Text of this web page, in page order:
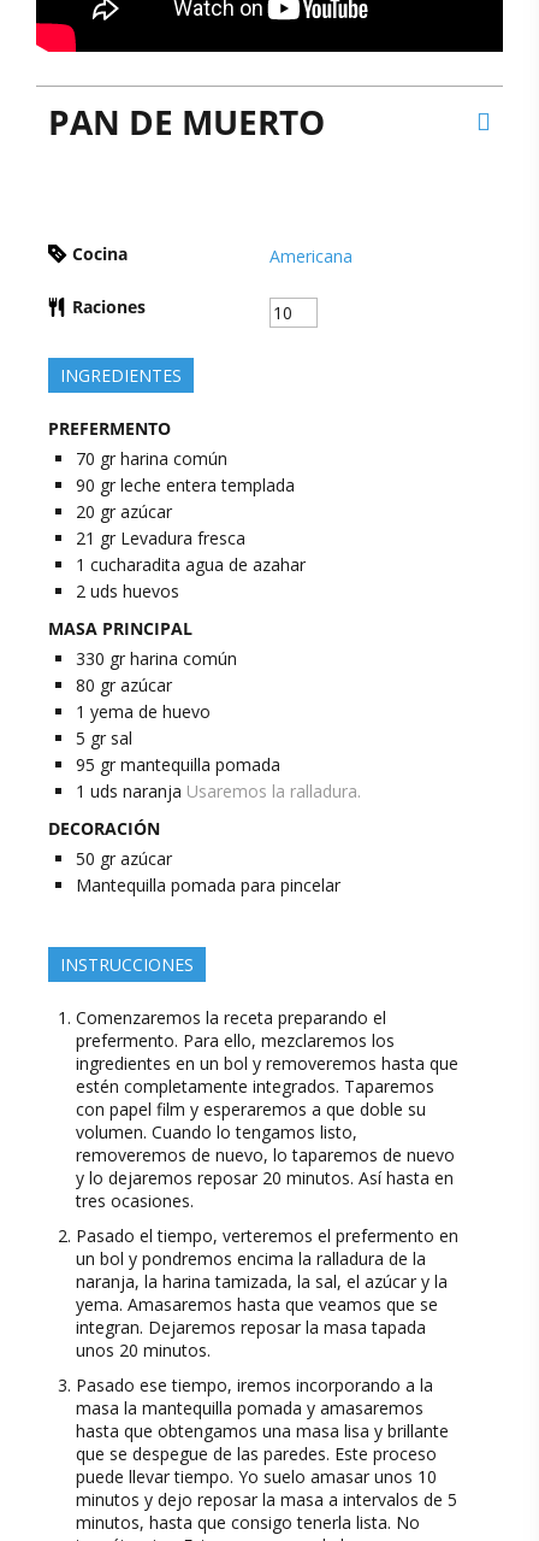
PAN DE MUERTO
Cocina Americana
Raciones
INGREDIENTES
PREFERMENTO
70 gr harina común
90 gr leche entera templada
20 gr azúcar
21 gr Levadura fresca
1 cucharadita agua de azahar
2 uds huevos
MASA PRINCIPAL
330 gr harina común
80 gr azúcar
1 yema de huevo
5 gr sal
95 gr mantequilla pomada
1 uds naranja Usaremos la ralladura.
DECORACIÓN
50 gr azúcar
Mantequilla pomada para pincelar
INSTRUCCIONES
Comenzaremos la receta preparando el
prefermento. Para ello, mezclaremos los
ingredientes en un bol y removeremos hasta que
estén completamente integrados. Taparemos
con papel film y esperaremos a que doble su
volumen. Cuando lo tengamos listo,
removeremos de nuevo, lo taparemos de nuevo
y lo dejaremos reposar 20 minutos. Así hasta en
tres ocasiones.
Pasado el tiempo, verteremos el prefermento en
un bol y pondremos encima la ralladura de la
naranja, la harina tamizada, la sal, el azúcar y la
yema. Amasaremos hasta que veamos que se
integran. Dejaremos reposar la masa tapada
unos 20 minutos.
Pasado ese tiempo, iremos incorporando a la
masa la mantequilla pomada y amasaremos
hasta que obtengamos una masa lisa y brillante
que se despegue de las paredes. Este proceso
puede llevar tiempo. Yo suelo amasar unos 10
minutos y dejo reposar la masa a intervalos de 5
minutos, hasta que consigo tenerla lista. No